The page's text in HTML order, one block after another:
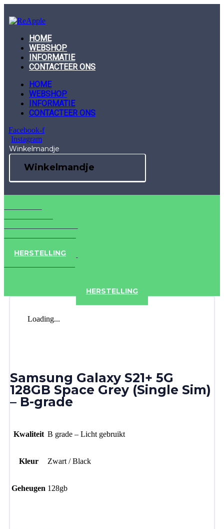
to
content
HOME
WEBSHOP
INFORMATIE
CONTACTEER ONS
HOME
WEBSHOP
INFORMATIE
CONTACTEER ONS
Facebook-f
Instagram
Winkelmandje
Winkelmandje
HERSTELLING
HERSTELLING
Loading...
Samsung Galaxy S21+ 5G
128GB Space Grey (Single Sim)
– B-grade
Kwaliteit B grade – Licht gebruikt
Kleur Zwart / Black
Geheugen 128gb